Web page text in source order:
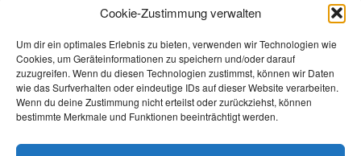
Cookie-Zustimmung verwalten
Um dir ein optimales Erlebnis zu bieten, verwenden wir Technologien wie
Cookies, um Geräteinformationen zu speichern und/oder darauf
zuzugreifen. Wenn du diesen Technologien zustimmst, können wir Daten
wie das Surfverhalten oder eindeutige IDs auf dieser Website verarbeiten.
Wenn du deine Zustimmung nicht erteilst oder zurückziehst, können
bestimmte Merkmale und Funktionen beeinträchtigt werden.
Telefon:
0676814287655
sekretariat@drbolz.at
ORDINATIONSZEITEN
Telefonische Terminvereinbarung: Montag – Freitag von